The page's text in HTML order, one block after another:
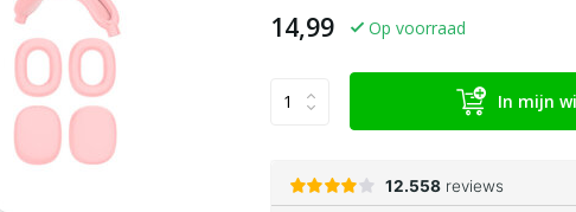
14,99 Op voorraad
In mijn